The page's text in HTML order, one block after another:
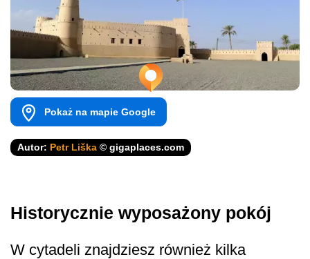
Pokaż na mapie Google
Autor: Petr Liška © gigaplaces.com
Historycznie wyposażony pokój
W cytadeli znajdziesz również kilka